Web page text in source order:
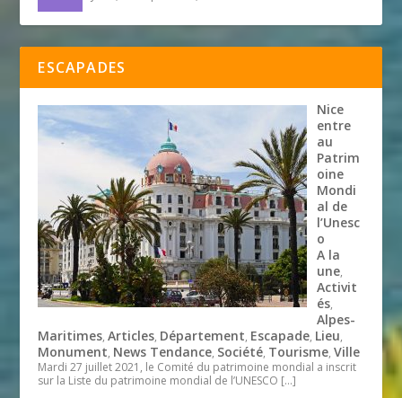
ESCAPADES
Nice
entre
au
Patrim
oine
Mondi
al de
l’Unesc
o
A la
une,
Activit
és,
Alpes-
Maritimes,Articles, Département, Escapade, Lieu,
Monument, News Tendance, Société, Tourisme,Ville
Mardi 27 juillet 2021, le Comité du patrimoine mondial a inscrit
sur la Liste du patrimoine mondial de l’UNESCO […]